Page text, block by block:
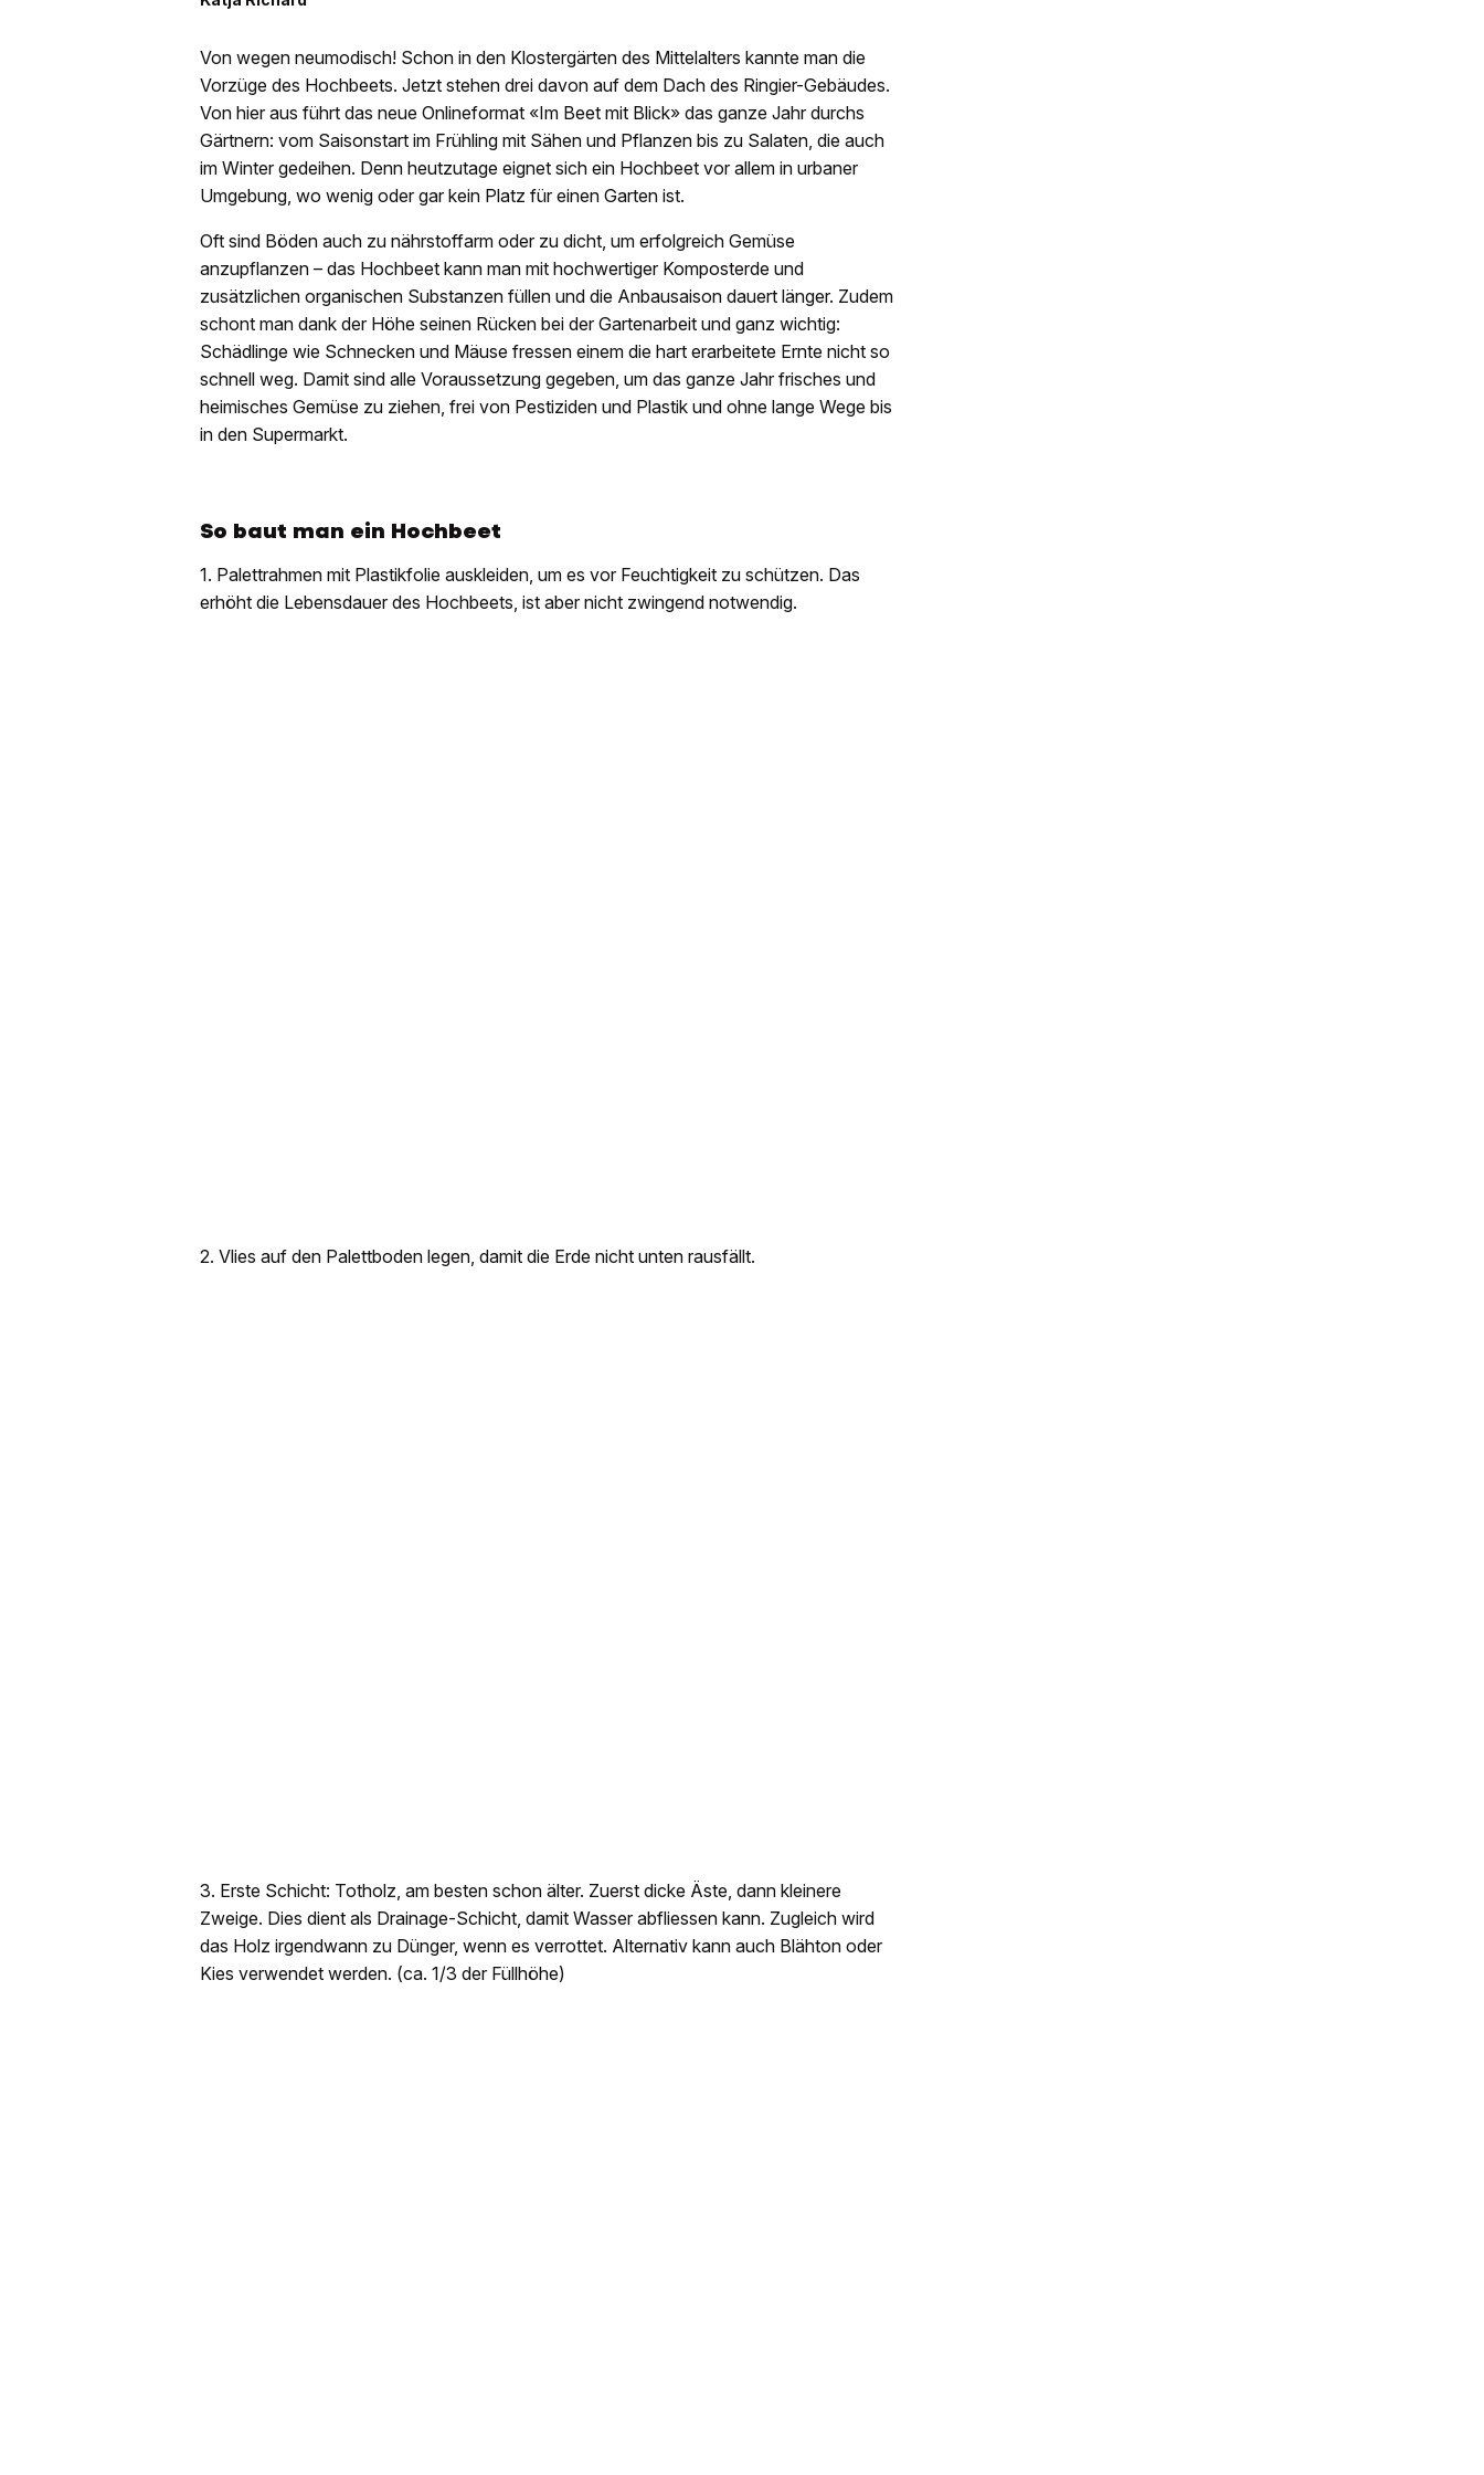
Von wegen neumodisch! Schon in den Klostergärten des Mittelalters kannte man die
Vorzüge des Hochbeets. Jetzt stehen drei davon auf dem Dach des Ringier-Gebäudes.
Von hier aus führt das neue Onlineformat «Im Beet mit Blick» das ganze Jahr durchs
Gärtnern: vom Saisonstart im Frühling mit Sähen und Pflanzen bis zu Salaten, die auch
im Winter gedeihen. Denn heutzutage eignet sich ein Hochbeet vor allem in urbaner
Umgebung, wo wenig oder gar kein Platz für einen Garten ist.
Oft sind Böden auch zu nährstoffarm oder zu dicht, um erfolgreich Gemüse
anzupflanzen – das Hochbeet kann man mit hochwertiger Komposterde und
zusätzlichen organischen Substanzen füllen und die Anbausaison dauert länger. Zudem
schont man dank der Höhe seinen Rücken bei der Gartenarbeit und ganz wichtig:
Schädlinge wie Schnecken und Mäuse fressen einem die hart erarbeitete Ernte nicht so
schnell weg. Damit sind alle Voraussetzung gegeben, um das ganze Jahr frisches und
heimisches Gemüse zu ziehen, frei von Pestiziden und Plastik und ohne lange Wege bis
in den Supermarkt.
So baut man ein Hochbeet
1. Palettrahmen mit Plastikfolie auskleiden, um es vor Feuchtigkeit zu schützen. Das
erhöht die Lebensdauer des Hochbeets, ist aber nicht zwingend notwendig.
2. Vlies auf den Palettboden legen, damit die Erde nicht unten rausfällt.
3. Erste Schicht: Totholz, am besten schon älter. Zuerst dicke Äste, dann kleinere
Zweige. Dies dient als Drainage-Schicht, damit Wasser abfliessen kann. Zugleich wird
das Holz irgendwann zu Dünger, wenn es verrottet. Alternativ kann auch Blähton oder
Kies verwendet werden. (ca. 1/3 der Füllhöhe)